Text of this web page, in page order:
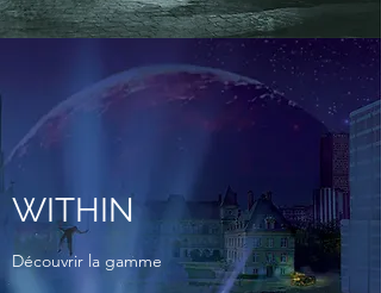
WITHIN
Découvrir la gamme